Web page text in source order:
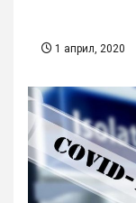
1 април, 2020